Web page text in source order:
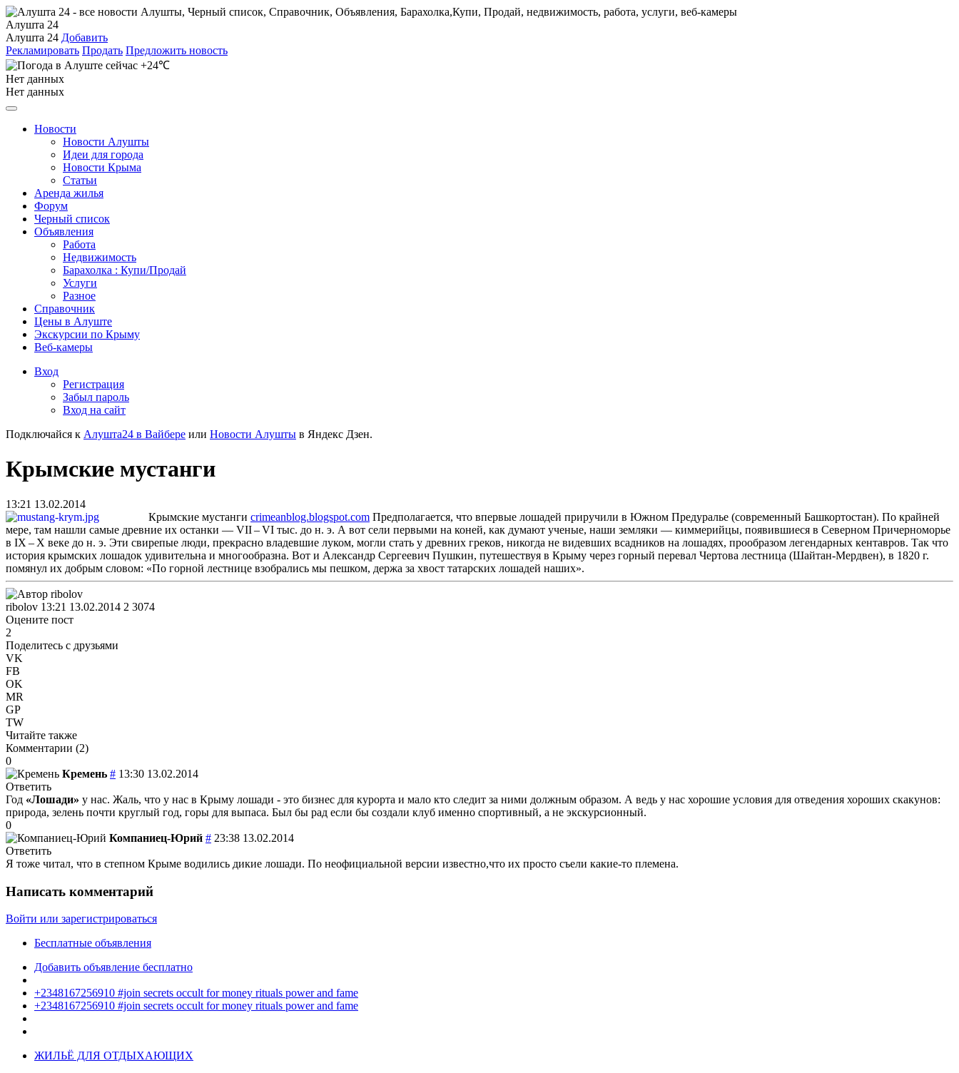
Алушта 24
Алушта 24 Добавить
Рекламировать Продать Предложить новость
+24℃
Нет данных
Нет данных
Новости
Новости Алушты
Идеи для города
Новости Крыма
Статьи
Аренда жилья
Форум
Черный список
Объявления
Работа
Недвижимость
Барахолка : Купи/Продай
Услуги
Разное
Справочник
Цены в Алуште
Экскурсии по Крыму
Веб-камеры
Вход
Регистрация
Забыл пароль
Вход на сайт
Подключайся к Алушта24 в Вайбере или Новости Алушты в Яндекс Дзен.
Крымские мустанги
13:21 13.02.2014
Крымские мустанги crimeanblog.blogspot.com Предполагается, что впервые лошадей приручили в Южном Предуралье (современный Башкортостан). По крайней
мере, там нашли самые древние их останки — VII – VI тыс. до н. э. А вот сели первыми на коней, как думают ученые, наши земляки — киммерийцы, появившиеся в Северном Причерноморье
в IX – X веке до н. э. Эти свирепые люди, прекрасно владевшие луком, могли стать у древних греков, никогда не видевших всадников на лошадях, прообразом легендарных кентавров. Так что
история крымских лошадок удивительна и многообразна. Вот и Александр Сергеевич Пушкин, путешествуя в Крыму через горный перевал Чертова лестница (Шайтан-Мердвен), в 1820 г.
помянул их добрым словом: «По горной лестнице взобрались мы пешком, держа за хвост татарских лошадей наших».
ribolov 13:21 13.02.2014 2 3074
Оцените пост
2
Поделитесь с друзьями
VK
FB
OK
MR
GP
TW
Читайте также
Комментарии (2)
0
Кремень # 13:30 13.02.2014
Ответить
Год «Лошади» у нас. Жаль, что у нас в Крыму лошади - это бизнес для курорта и мало кто следит за ними должным образом. А ведь у нас хорошие условия для отведения хороших скакунов:
природа, зелень почти круглый год, горы для выпаса. Был бы рад если бы создали клуб именно спортивный, а не экскурсионный.
0
Компаниец-Юрий # 23:38 13.02.2014
Ответить
Я тоже читал, что в степном Крыме водились дикие лошади. По неофициальной версии известно,что их просто съели какие-то племена.
Написать комментарий
Войти или зарегистрироваться
Бесплатные объявления
Добавить объявление бесплатно
+2348167256910 #join secrets occult for money rituals power and fame
+2348167256910 #join secrets occult for money rituals power and fame
ЖИЛЬЁ ДЛЯ ОТДЫХАЮЩИХ